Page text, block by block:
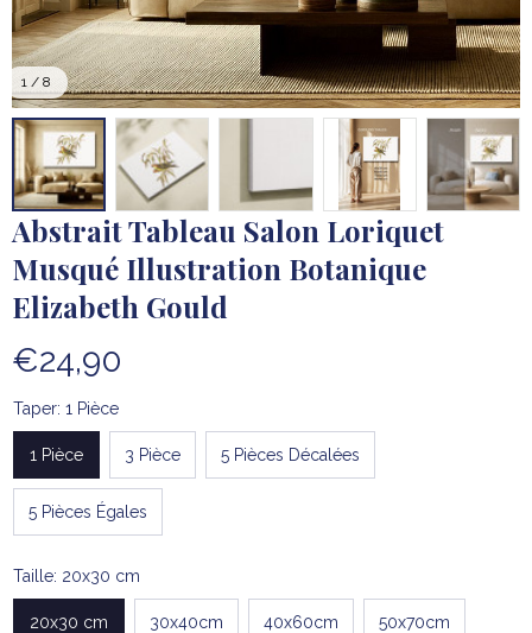
1 / 8
Abstrait Tableau Salon Loriquet
Musqué Illustration Botanique
Elizabeth Gould
€24,90
Taper: 1 Pièce
1 Pièce 3 Pièce 5 Pièces Décalées
5 Pièces Égales
Taille: 20x30 cm
20x30 cm 30x40cm 40x60cm 50x70cm